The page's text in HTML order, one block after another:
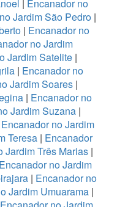
| Encanador no
Jardim São Pedro|
| Encanador no
no Jardim
Jardim Satelite|
| Encanador no
Jardim Soares|
| Encanador no
Jardim Suzana |
Encanador no Jardim
Teresa | Encanador
Jardim Três Marias |
Encanador no Jardim
| Encanador no
Jardim Umuarama|